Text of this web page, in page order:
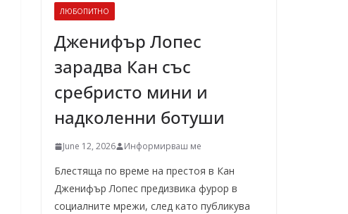
ЛЮБОПИТНО
Дженифър Лопес
зарадва Кан със
сребристо мини и
надколенни ботуши
June 12, 2026 Информирваш ме
Блестяща по време на престоя в Кан
Дженифър Лопес предизвика фурор в
социалните мрежи, след като публикува